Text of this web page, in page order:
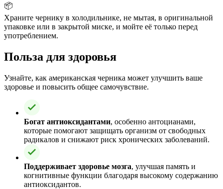
📦
Храните чернику в холодильнике, не мытая, в оригинальной
упаковке или в закрытой миске, и мойте её только перед
употреблением.
Польза для здоровья
Узнайте, как американская черника может улучшить ваше
здоровье и повысить общее самочувствие.
Богат антиоксидантами, особенно антоцианами,
которые помогают защищать организм от свободных
радикалов и снижают риск хронических заболеваний.
Поддерживает здоровье мозга, улучшая память и
когнитивные функции благодаря высокому содержанию
антиоксидантов.